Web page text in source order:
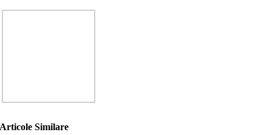
Articole Similare